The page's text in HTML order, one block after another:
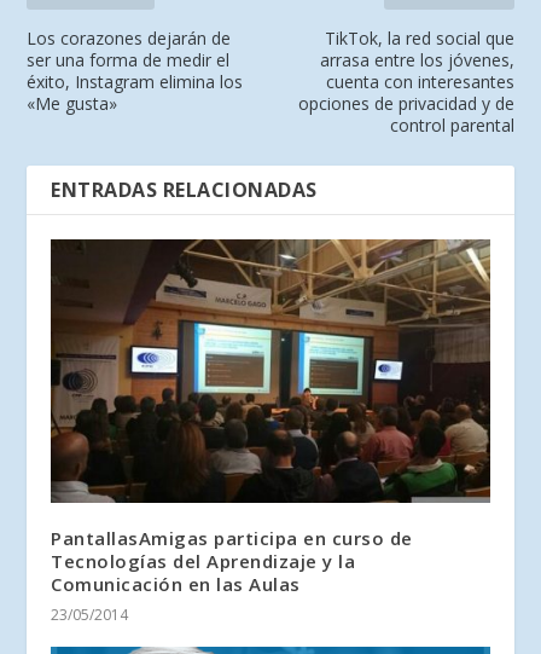
Los corazones dejarán de
ser una forma de medir el
éxito, Instagram elimina los
«Me gusta»
TikTok, la red social que
arrasa entre los jóvenes,
cuenta con interesantes
opciones de privacidad y de
control parental
ENTRADAS RELACIONADAS
PantallasAmigas participa en curso de
Tecnologías del Aprendizaje y la
Comunicación en las Aulas
23/05/2014